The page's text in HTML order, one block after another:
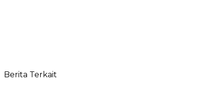
Berita Terkait